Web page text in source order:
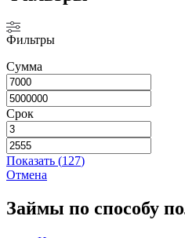
Фильтры
Сумма
Срок
Показать (127)
Отмена
Займы по способу